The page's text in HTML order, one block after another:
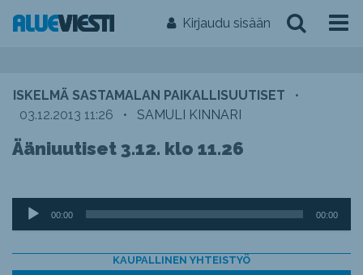
Kirjaudu sisään
ISKELMÄ SASTAMALAN PAIKALLISUUTISET
•
03.12.2013 11:26
• SAMULI KINNARI
Ääniuutiset 3.12. klo 11.26
Äänitoistin
00:00 00:00
KAUPALLINEN YHTEISTYÖ